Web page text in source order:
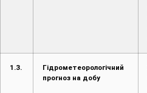
1.3.
Гідрометеорологічний
прогноз на добу